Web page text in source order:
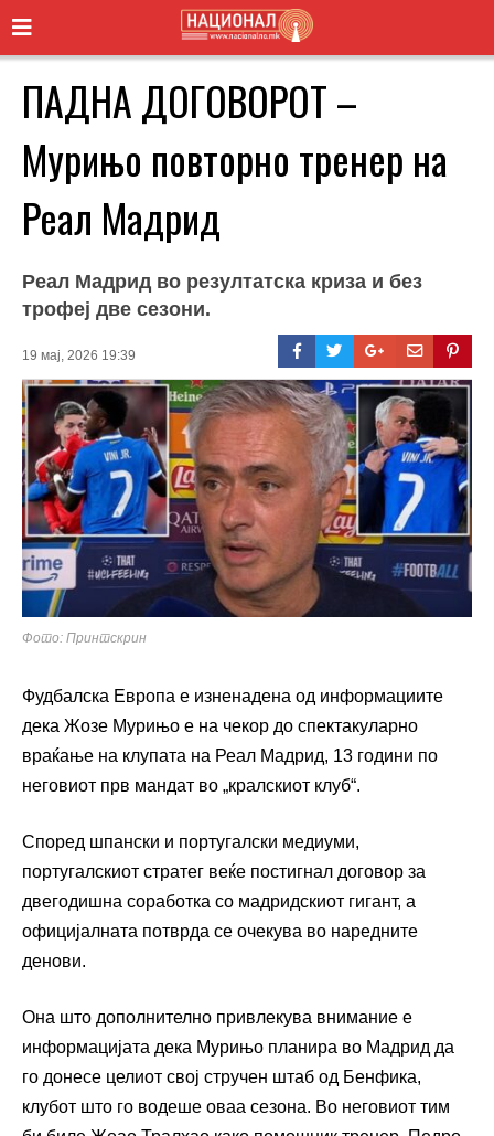
ПАДНА ДОГОВОРОТ –
Мурињо повторно тренер на
Реал Мадрид
Реал Мадрид во резултатска криза и без
трофеј две сезони.
19 мај, 2026 19:39
Фото: Принтскрин
Фудбалска Европа е изненадена од информациите
дека Жозе Мурињо е на чекор до спектакуларно
враќање на клупата на Реал Мадрид, 13 години по
неговиот прв мандат во „кралскиот клуб“.
Според шпански и португалски медиуми,
португалскиот стратег веќе постигнал договор за
двегодишна соработка со мадридскиот гигант, а
официјалната потврда се очекува во наредните
денови.
Она што дополнително привлекува внимание е
информацијата дека Мурињо планира во Мадрид да
го донесе целиот свој стручен штаб од Бенфика,
клубот што го водеше оваа сезона. Во неговиот тим